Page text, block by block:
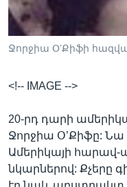
Լեզուներ
Ջորջիա Օ’Քիֆի
<!-- IMAGE -->
20-րդ դարի
Ջորջիա Օ’Քիֆը: Նա
Ամերիկայի հարավ-
նկարներով: Քչերը